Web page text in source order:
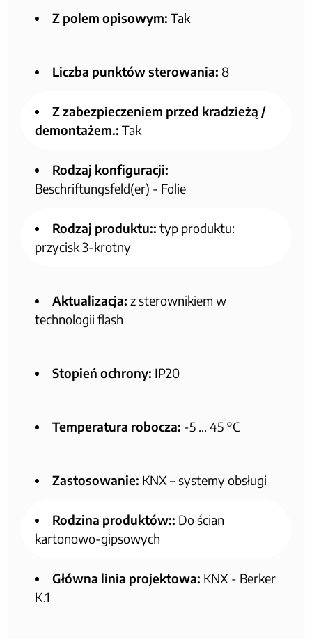
Z polem opisowym: Tak
Liczba punktów sterowania: 8
Z zabezpieczeniem przed kradzieżą /
demontażem.: Tak
Rodzaj konfiguracji:
Beschriftungsfeld(er) - Folie
Rodzaj produktu:: typ produktu:
przycisk 3-krotny
Aktualizacja: z sterownikiem w
technologii flash
Stopień ochrony: IP20
Temperatura robocza: -5 … 45 °C
Zastosowanie: KNX – systemy obsługi
Rodzina produktów:: Do ścian
kartonowo-gipsowych
Główna linia projektowa: KNX - Berker
K.1